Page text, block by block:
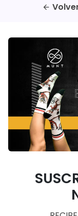
arrow_back Volver